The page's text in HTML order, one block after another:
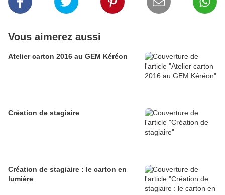
Vous aimerez aussi
Atelier carton 2016 au GEM Kéréon
Création de stagiaire
Création de stagiaire : le carton en
lumière